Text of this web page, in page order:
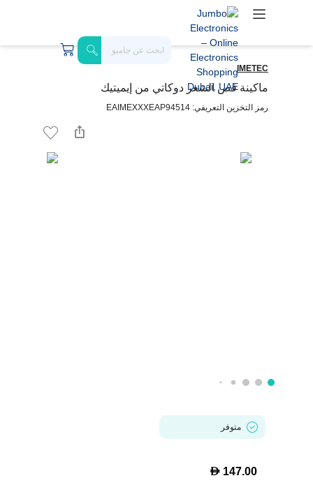
IMETEC
ماكينة قص الشعر دوكاتي من إيميتيك
رمز التخزين التعريفي: EAIMEXXXEAP94514
متوفر
D 147.00